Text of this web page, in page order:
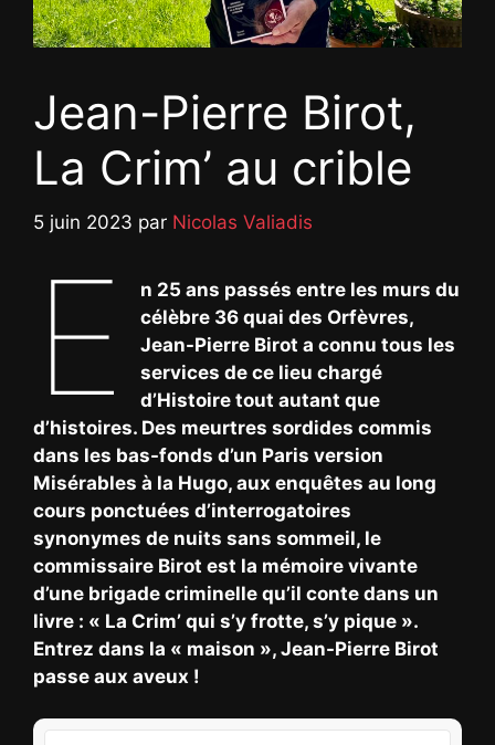
Jean-Pierre Birot,
La Crim’ au crible
5 juin 2023 par Nicolas Valiadis
E
n 25 ans passés entre les murs du
célèbre 36 quai des Orfèvres,
Jean-Pierre Birot a connu tous les
services de ce lieu chargé
d’Histoire tout autant que
d’histoires. Des meurtres sordides commis
dans les bas-fonds d’un Paris version
Misérables à la Hugo, aux enquêtes au long
cours ponctuées d’interrogatoires
synonymes de nuits sans sommeil, le
commissaire Birot est la mémoire vivante
d’une brigade criminelle qu’il conte dans un
livre : « La Crim’ qui s’y frotte, s’y pique ».
Entrez dans la « maison », Jean-Pierre Birot
passe aux aveux !